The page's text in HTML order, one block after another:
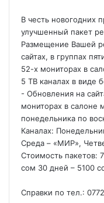
В честь новогодних
улучшенный пакет
Размещение Вашей
сайтах, в группах
52-х мониторах в
5 ТВ каналах в виде
- Обновления на
мониторах в салоне
понедельника по
Каналах:
Среда – «МИР»,
Стоимость пакетов:
сом 30 дней – 5100
Справки по тел.: